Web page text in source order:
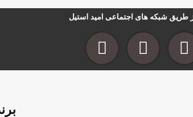
طریق شبکه های اجتماعی امید استیل